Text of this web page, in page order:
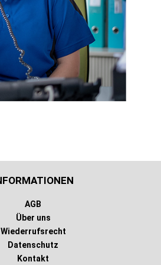
AGB
Über uns
Wiederrufsrecht
Datenschutz
Kontakt